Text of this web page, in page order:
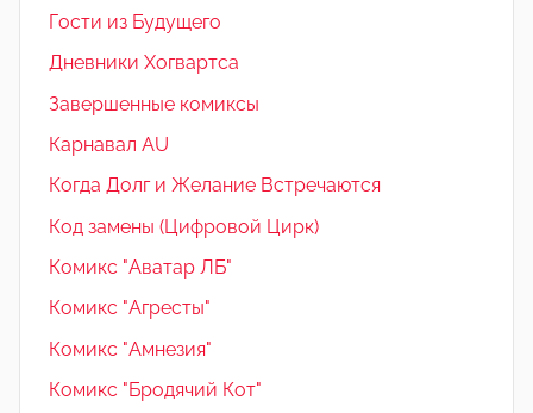
Гости из Будущего
Дневники Хогвартса
Завершенные комиксы
Карнавал AU
Когда Долг и Желание Встречаются
Код замены (Цифровой Цирк)
Комикс "Аватар ЛБ"
Комикс "Агресты"
Комикс "Амнезия"
Комикс "Бродячий Кот"